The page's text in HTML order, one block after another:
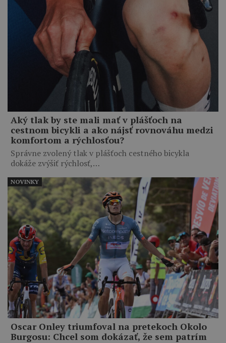
Aký tlak by ste mali mať v plášťoch na
cestnom bicykli a ako nájsť rovnováhu medzi
komfortom a rýchlosťou?
Správne zvolený tlak v plášťoch cestného bicykla
dokáže zvýšiť rýchlosť,…
Oscar Onley triumfoval na pretekoch Okolo
Burgosu: Chcel som dokázať, že sem patrím
NOVINKY